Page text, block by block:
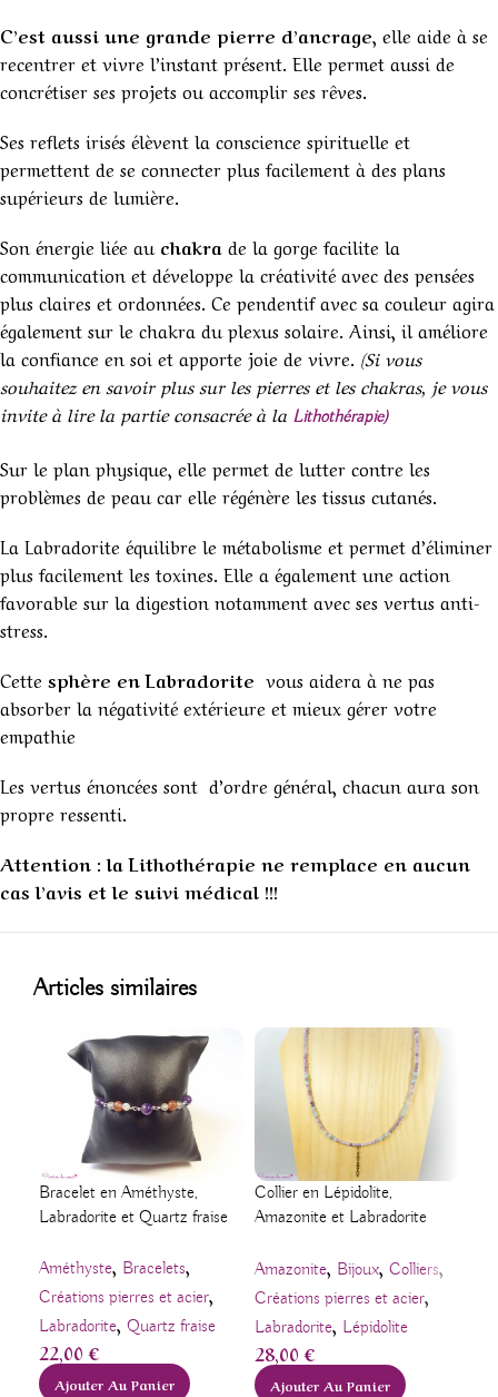
C’est aussi une grande pierre d’ancrage, elle aide à se
recentrer et vivre l’instant présent. Elle permet aussi de
concrétiser ses projets ou accomplir ses rêves.
Ses reflets irisés élèvent la conscience spirituelle et
permettent de se connecter plus facilement à des plans
supérieurs de lumière.
Son énergie liée au chakra de la gorge facilite la
communication et développe la créativité avec des pensées
plus claires et ordonnées. Ce pendentif avec sa couleur agira
également sur le chakra du plexus solaire. Ainsi, il améliore
la confiance en soi et apporte joie de vivre. (Si vous
souhaitez en savoir plus sur les pierres et les chakras, je vous
invite à lire la partie consacrée à la Lithothérapie)
Sur le plan physique, elle permet de lutter contre les
problèmes de peau car elle régénère les tissus cutanés.
La Labradorite équilibre le métabolisme et permet d’éliminer
plus facilement les toxines. Elle a également une action
favorable sur la digestion notamment avec ses vertus anti-
stress.
Cette sphère en Labradorite vous aidera à ne pas
absorber la négativité extérieure et mieux gérer votre
empathie
Les vertus énoncées sont d’ordre général, chacun aura son
propre ressenti.
Attention : la Lithothérapie ne remplace en aucun
cas l’avis et le suivi médical !!!
Articles similaires
Bracelet en Améthyste,
Labradorite et Quartz fraise
Améthyste, Bracelets,
Créations pierres et acier,
Labradorite, Quartz fraise
22,00€
Ajouter Au Panier
Collier en Lépidolite,
Amazonite et Labradorite
Amazonite, Bijoux, Colliers,
Créations pierres et acier,
Labradorite, Lépidolite
28,00€
Ajouter Au Panier